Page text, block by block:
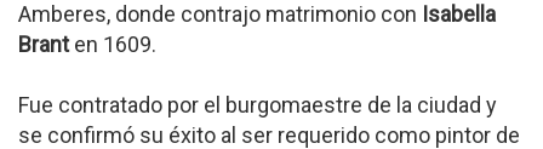
Amberes, donde contrajo matrimonio con Isabella
Branten 1609.
Fue contratado por el burgomaestre de la ciudad y
se confirmó su éxito al ser requerido como pintor de